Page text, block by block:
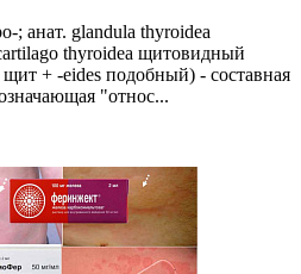
; анат. glandula thyroidea
thyroidea щитовидный
+ -eides подобный) - составная
"относ...